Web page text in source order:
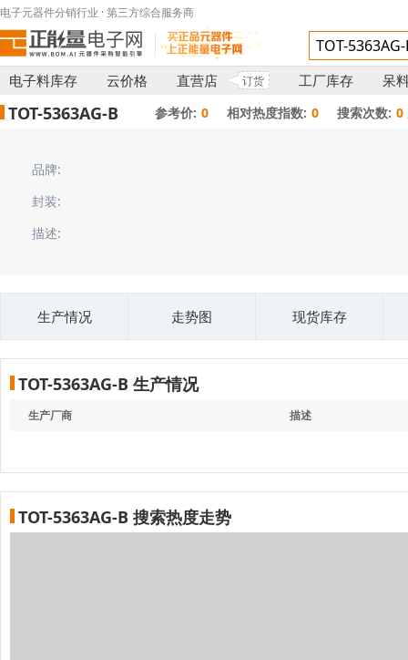
电子元器件分销行业 · 第三方综合服务商
电子料库存 云价格 直营店 订货 工厂库存 呆
TOT-5363AG-B 参考价: 0 相对热度指数: 0 搜索次数: 0
品牌:
封装:
描述:
生产情况 走势图 现货库存
TOT-5363AG-B 生产情况
生产厂商 描述
TOT-5363AG-B 搜索热度走势